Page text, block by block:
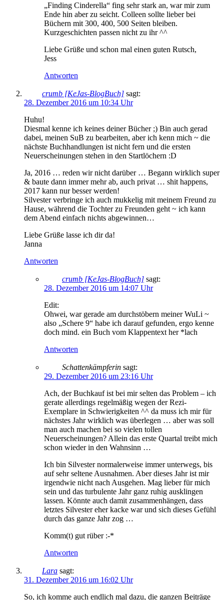
„Finding Cinderella“ fing sehr stark an, war mir zum
Ende hin aber zu seicht. Colleen sollte lieber bei
Büchern mit 300, 400, 500 Seiten bleiben.
Kurzgeschichten passen nicht zu ihr ^^
Liebe Grüße und schon mal einen guten Rutsch,
Jess
Antworten
crumb [KeJas-BlogBuch] sagt:
28. Dezember 2016 um 10:34 Uhr
Huhu!
Diesmal kenne ich keines deiner Bücher ;) Bin auch gerad
dabei, meinen SuB zu bearbeiten, aber ich kenn mich ~ die
nächste Buchhandlungen ist nicht fern und die ersten
Neuerscheinungen stehen in den Startlöchern :D
Ja, 2016 … reden wir nicht darüber … Begann wirklich super
& baute dann immer mehr ab, auch privat … shit happens,
2017 kann nur besser werden!
Silvester verbringe ich auch mukkelig mit meinem Freund zu
Hause, während die Tochter zu Freunden geht ~ ich kann
dem Abend einfach nichts abgewinnen…
Liebe Grüße lasse ich dir da!
Janna
Antworten
crumb [KeJas-BlogBuch] sagt:
28. Dezember 2016 um 14:07 Uhr
Edit:
Ohwei, war gerade am durchstöbern meiner WuLi ~
also „Schere 9“ habe ich darauf gefunden, ergo kenne
doch mind. ein Buch vom Klappentext her *lach
Antworten
Schattenkämpferin sagt:
29. Dezember 2016 um 23:16 Uhr
Ach, der Buchkauf ist bei mir selten das Problem – ich
gerate allerdings regelmäßig wegen der Rezi-
Exemplare in Schwierigkeiten ^^ da muss ich mir für
nächstes Jahr wirklich was überlegen … aber was soll
man auch machen bei so vielen tollen
Neuerscheinungen? Allein das erste Quartal treibt mich
schon wieder in den Wahnsinn …
Ich bin Silvester normalerweise immer unterwegs, bis
auf sehr seltene Ausnahmen. Aber dieses Jahr ist mir
irgendwie nicht nach Ausgehen. Mag lieber für mich
sein und das turbulente Jahr ganz ruhig ausklingen
lassen. Könnte auch damit zusammenhängen, dass
letztes Silvester eher kacke war und sich dieses Gefühl
durch das ganze Jahr zog …
Komm(t) gut rüber :-*
Antworten
Lara sagt:
31. Dezember 2016 um 16:02 Uhr
So, ich komme auch endlich mal dazu, die ganzen Beiträge